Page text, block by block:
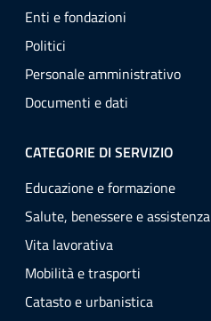
Enti e fondazioni
Politici
Personale amministrativo
Documenti e dati
CATEGORIE DI SERVIZIO
Educazione e formazione
Salute, benessere e assistenza
Vita lavorativa
Mobilità e trasporti
Catasto e urbanistica